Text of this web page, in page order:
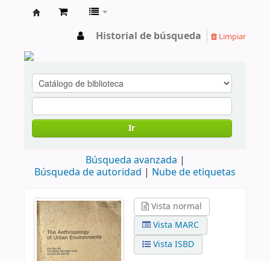
Historial de búsqueda Limpiar
Ir
Búsqueda avanzada
Búsqueda de autoridad
Nube de etiquetas
Vista normal
Vista MARC
Vista ISBD